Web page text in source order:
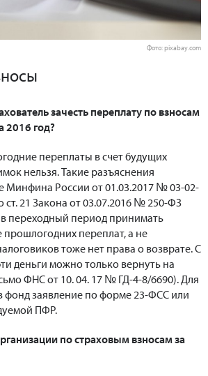
Фото: pixabay.com
зачесть переплату по взносам
2016 год?
переплаты в счет будущих
нельзя. Такие разъяснения
Минфина России от 01.03.2017 № 03-02-
ст. 21 Закона от 03.07.2016 № 250-ФЗ
переходный период принимать
переплат, а не
тоже нет права о возврате. С
деньги можно только вернуть на
ФНС от 10. 04. 17 № ГД-4-8/6690). Для
фонд заявление по форме 23-ФСС или
ПФР.
по страховым взносам за